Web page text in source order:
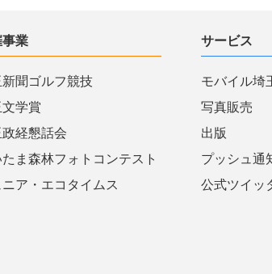
事業
聞ゴルフ競技
学賞
経懇話会
たま森林フォトコンテスト
ニア・エコタイムス
サービス
モバイル埼
写真販売
出版
プッシュ通
公式ツイッ